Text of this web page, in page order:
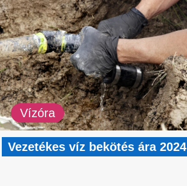
Vízóra
Vezetékes víz bekötés ára 2024